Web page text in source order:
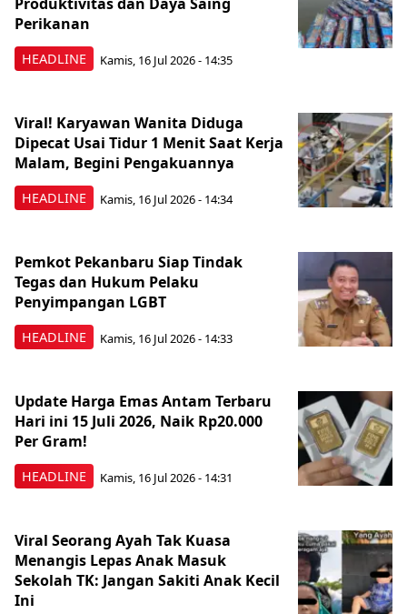
HEADLINE
Perikanan
Kamis, 16 Jul 2026 - 14:35
HEADLINE
Viral! Karyawan Wanita Diduga
Dipecat Usai Tidur 1 Menit Saat Kerja
Malam, Begini Pengakuannya
Kamis, 16 Jul 2026 - 14:34
HEADLINE
Pemkot Pekanbaru Siap Tindak
Tegas dan Hukum Pelaku
Penyimpangan LGBT
Kamis, 16 Jul 2026 - 14:33
HEADLINE
Update Harga Emas Antam Terbaru
Hari ini 15 Juli 2026, Naik Rp20.000
Per Gram!
Kamis, 16 Jul 2026 - 14:31
Viral Seorang Ayah Tak Kuasa
Menangis Lepas Anak Masuk
Sekolah TK: Jangan Sakiti Anak Kecil
Ini